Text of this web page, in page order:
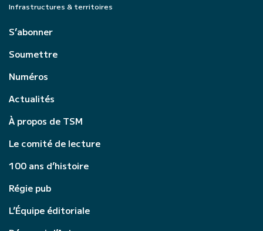
Infrastructures & territoires
S’abonner
Soumettre
Numéros
Actualités
À propos de TSM
Le comité de lecture
100 ans d’histoire
Régie pub
L’Équipe éditoriale